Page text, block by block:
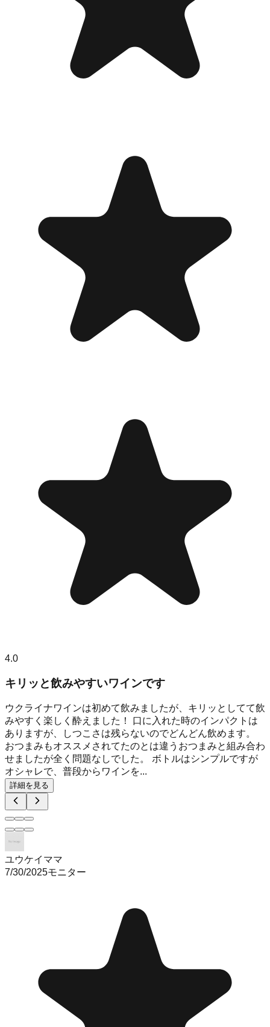
4.0
キリッと飲みやすいワインです
ウクライナワインは初めて飲みましたが、キリッとしてて飲
みやすく楽しく酔えました！ 口に入れた時のインパクトは
ありますが、しつこさは残らないのでどんどん飲めます。
おつまみもオススメされてたのとは違うおつまみと組み合わ
せましたが全く問題なしでした。 ボトルはシンプルですが
オシャレで、普段からワインを...
詳細を見る
ユウケイママ
7/30/2025モニター